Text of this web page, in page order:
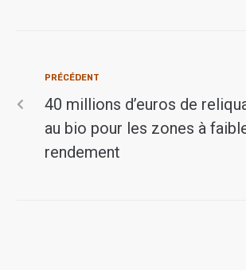
PRÉCÉDENT
40 millions d’euros de
au bio pour les zones à
rendement